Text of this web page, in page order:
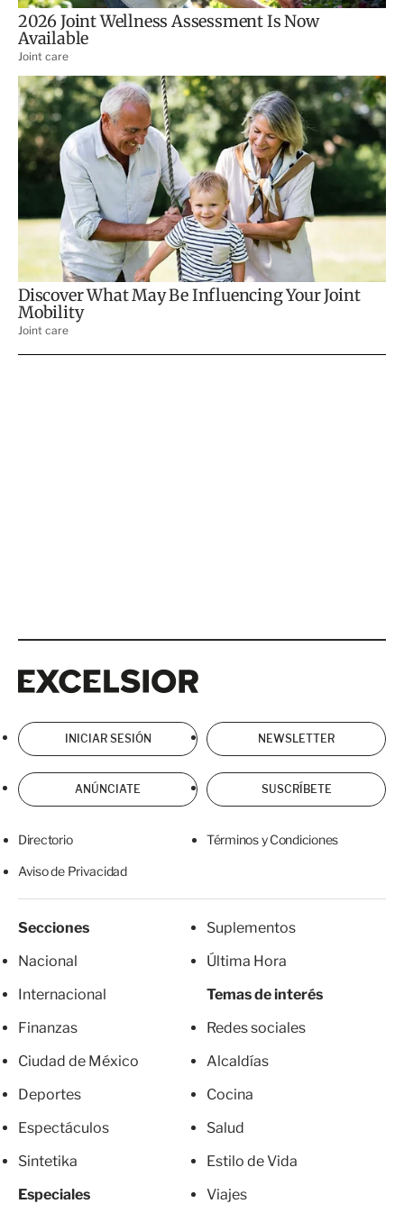
INICIAR SESIÓN NEWSLETTER
ANÚNCIATE SUSCRÍBETE
Directorio Términos y Condiciones
Aviso de Privacidad
Secciones
Nacional
Internacional
Finanzas
Ciudad de México
Deportes
Espectáculos
Sintetika
Especiales
Suplementos
Última Hora
Temas de interés
Redes sociales
Alcaldías
Cocina
Salud
Estilo de Vida
Viajes